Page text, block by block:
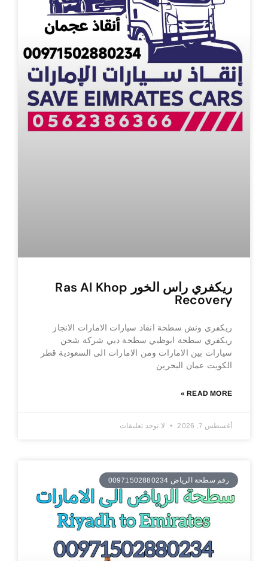
ريكفري راس الخور Ras Al Khop
Recovery
ريكفري ونش سطحة انقاذ سيارات الامارات الانجاز
ريكفري سطحة ابوظبي سطحة دبي شركة شحن
سيارات بين الامارات ومن الامارات الى السعودية قطر
الكويت عمان البحرين
READ MORE »
أغسطس 7, 2026 لا توجد تعليقات
رقم سطحة الرياض 00971502880234